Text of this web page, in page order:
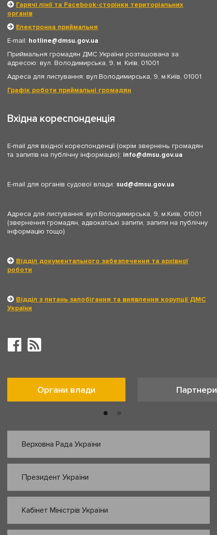
Гарячі лінії та Facebook-сторінки територіальних
органів
Електронна приймальня
E-mail: hotline
dmsu.gov.ua
Приймальня громадян ДМС України розташована за
адресою: вул. Володимирська, 9, м. Київ, 01001
Адреса для листування: вул.Володимирська, 9, м.Київ, 01001
Графік роботи приймальні громадян
Вхідна кореспонденція
E-mail для вхідної кореспонденції (окрім звернень громадян
та запитів на публічну інформацію): info dmsu.gov.ua
E-mail для органів судової влади: sud dmsu.gov.ua
Адреса для листування: вул.Володимирська, 9, м.Київ, 01001
(звернення громадян, адвокатські запити, запити на публічну
інформацію тощо)
Відділ документального забезпечення та архівної
роботи
Відділ з питань запобігання та виявлення корупції ДМС
України
Органи влади Партнери
Верховна Рада України
Президент України
Кабінет Міністрів України